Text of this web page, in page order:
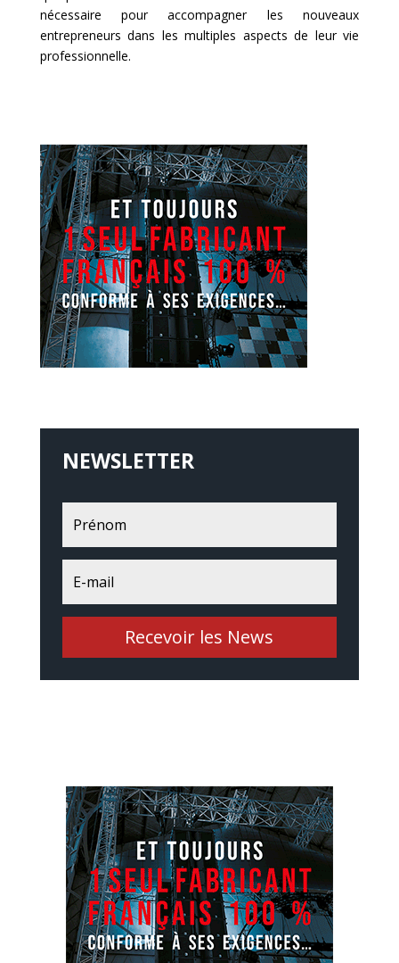
nécessaire pour accompagner les nouveaux
entrepreneurs dans les multiples aspects de leur vie
professionnelle.
NEWSLETTER
Recevoir les News